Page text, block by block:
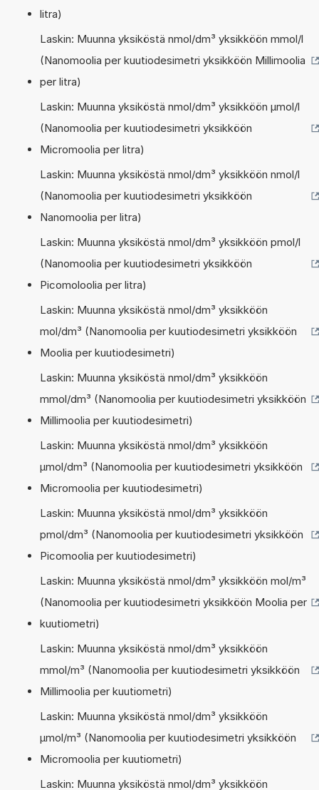
litra)
Laskin: Muunna yksiköstä nmol/dm³ yksikköön mmol/l
(Nanomoolia per kuutiodesimetri yksikköön Millimoolia
per litra)
Laskin: Muunna yksiköstä nmol/dm³ yksikköön µmol/l
(Nanomoolia per kuutiodesimetri yksikköön
Micromoolia per litra)
Laskin: Muunna yksiköstä nmol/dm³ yksikköön nmol/l
(Nanomoolia per kuutiodesimetri yksikköön
Nanomoolia per litra)
Laskin: Muunna yksiköstä nmol/dm³ yksikköön pmol/l
(Nanomoolia per kuutiodesimetri yksikköön
Picomoloolia per litra)
Laskin: Muunna yksiköstä nmol/dm³ yksikköön
mol/dm³ (Nanomoolia per kuutiodesimetri yksikköön
Moolia per kuutiodesimetri)
Laskin: Muunna yksiköstä nmol/dm³ yksikköön
mmol/dm³ (Nanomoolia per kuutiodesimetri yksikköön
Millimoolia per kuutiodesimetri)
Laskin: Muunna yksiköstä nmol/dm³ yksikköön
µmol/dm³ (Nanomoolia per kuutiodesimetri yksikköön
Micromoolia per kuutiodesimetri)
Laskin: Muunna yksiköstä nmol/dm³ yksikköön
pmol/dm³ (Nanomoolia per kuutiodesimetri yksikköön
Picomoolia per kuutiodesimetri)
Laskin: Muunna yksiköstä nmol/dm³ yksikköön mol/m³
(Nanomoolia per kuutiodesimetri yksikköön Moolia per
kuutiometri)
Laskin: Muunna yksiköstä nmol/dm³ yksikköön
mmol/m³ (Nanomoolia per kuutiodesimetri yksikköön
Millimoolia per kuutiometri)
Laskin: Muunna yksiköstä nmol/dm³ yksikköön
µmol/m³ (Nanomoolia per kuutiodesimetri yksikköön
Micromoolia per kuutiometri)
Laskin: Muunna yksiköstä nmol/dm³ yksikköön